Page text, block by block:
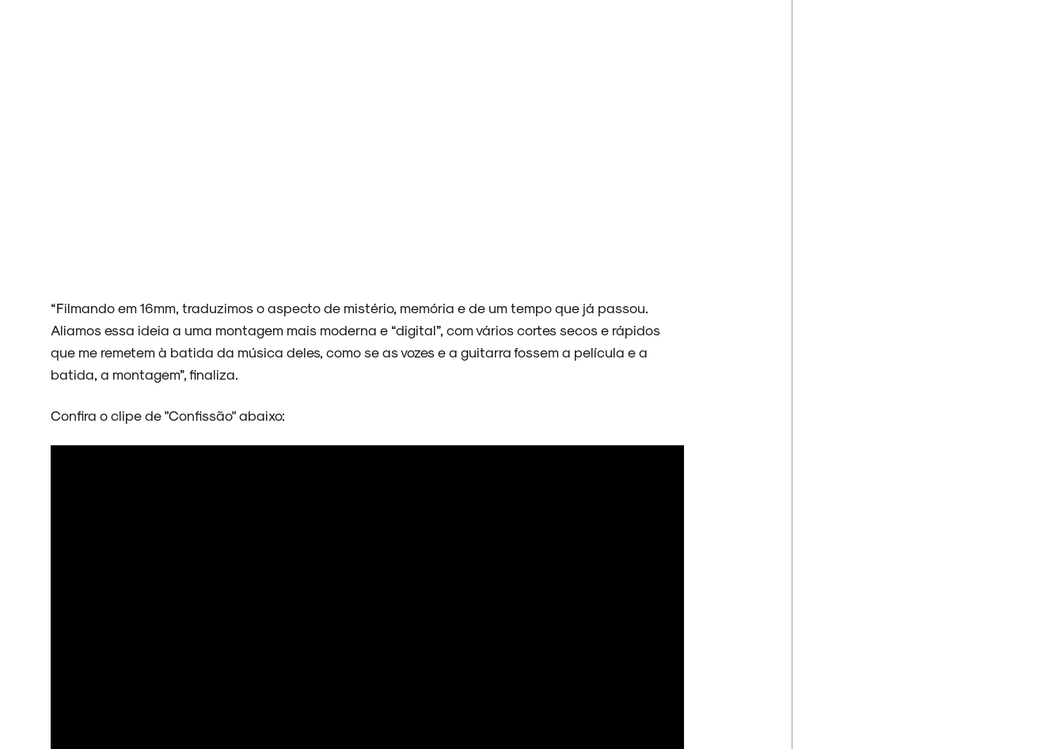
“Filmando em 16mm, traduzimos o aspecto de mistério, memória e de um tempo que já passou.
Aliamos essa ideia a uma montagem mais moderna e “digital”, com vários cortes secos e rápidos
que me remetem à batida da música deles, como se as vozes e a guitarra fossem a película e a
batida, a montagem”, finaliza.
Confira o clipe de "Confissão" abaixo: